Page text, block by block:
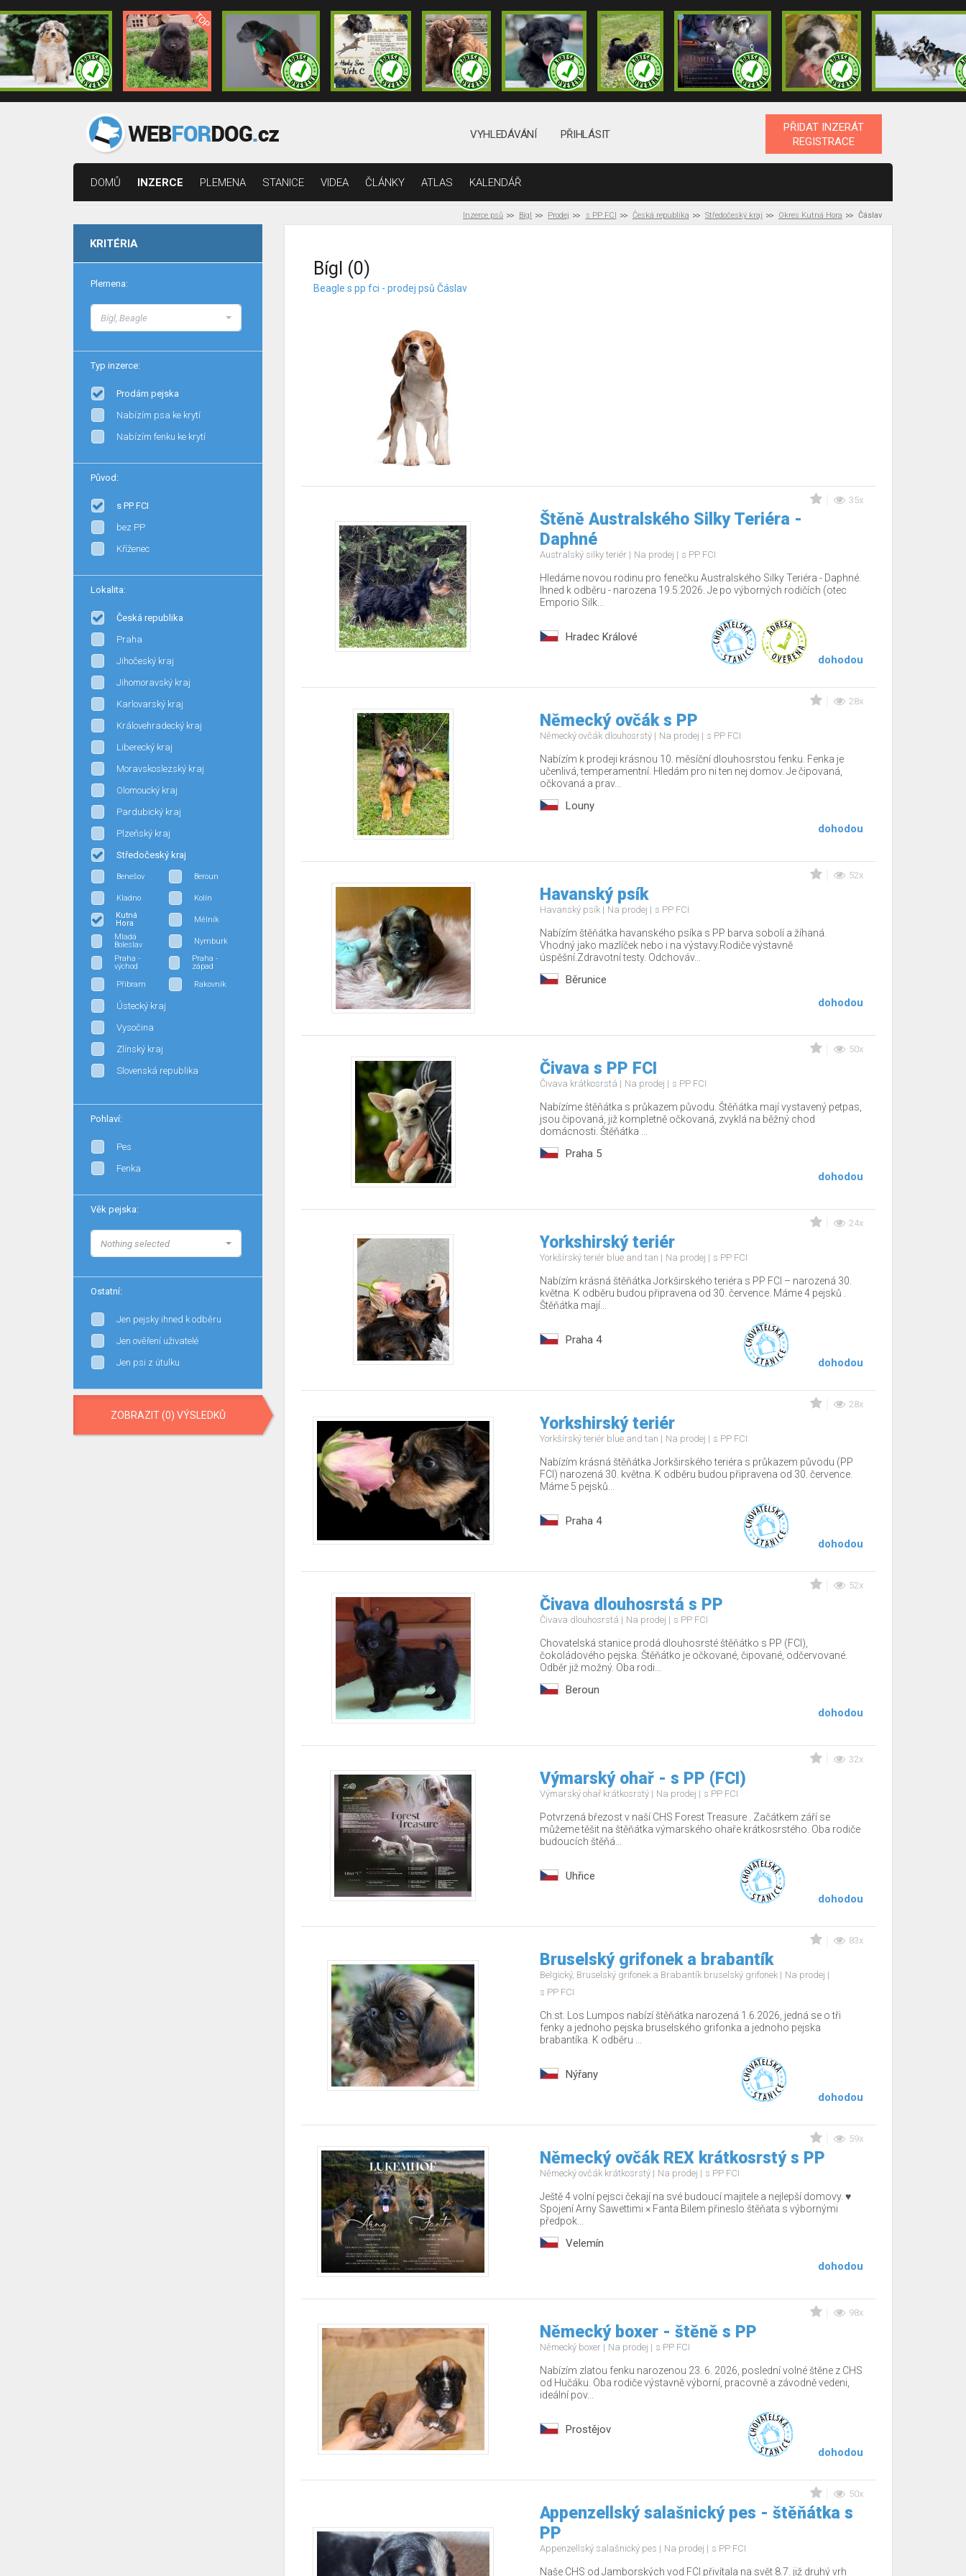
VYHLEDÁVÁNÍ PŘIHLÁSIT
PŘIDAT INZERÁT
REGISTRACE
DOMŮ INZERCE PLEMENA STANICE VIDEA ČLÁNKY ATLAS KALENDÁŘ
Inzerce psů Bígl Prodej s PP FCI Česká republika Středočeský kraj Okres Kutná Hora Čáslav
KRITÉRIA
Plemena:
Bígl, Beagle
Typ inzerce:
Prodám pejska
Nabízím psa ke krytí
Nabízím fenku ke krytí
Původ:
s PP FCI
bez PP
Kříženec
Lokalita:
Česká republika
Praha
Jihočeský kraj
Jihomoravský kraj
Karlovarský kraj
Královehradecký kraj
Liberecký kraj
Moravskoslezský kraj
Olomoucký kraj
Pardubický kraj
Plzeňský kraj
Středočeský kraj
Benešov Beroun
Kladno
Kolín
Kutná
Hora
Mělník
Mladá
Boleslav
Nymburk
Praha -
východ
Praha -
západ
Příbram
Rakovník
Ústecký kraj
Vysočina
Zlínský kraj
Slovenská republika
Pohlaví:
Pes
Fenka
Věk pejska:
Nothing selected
Ostatní:
Jen pejsky ihned k odběru
Jen ověření uživatelé
Jen psi z útulku
ZOBRAZIT (0) VÝSLEDKŮ
Bígl (0)
Beagle s pp fci - prodej psů Čáslav
35x
Štěně Australského Silky Teriéra -
Daphné
Australský silky teriér Na prodej s PP FCI
Hledáme novou rodinu pro fenečku Australského Silky Teriéra - Daphné.
Ihned k odběru - narozena 19.5.2026. Je po výborných rodičích (otec
Emporio Silk...
Hradec Králové
dohodou
28x
Německý ovčák s PP
Německý ovčák dlouhosrstý Na prodej s PP FCI
Nabízím k prodeji krásnou 10. měsíční dlouhosrstou fenku. Fenka je
učenlivá, temperamentní. Hledám pro ni ten nej domov. Je čipovaná,
očkovaná a prav...
Louny
dohodou
52x
Havanský psík
Havanský psík Na prodej s PP FCI
Nabízím štěňátka havanského psíka s PP barva sobolí a žíhaná.
Vhodný jako mazlíček nebo i na výstavy.Rodiče výstavně
úspěšní.Zdravotní testy. Odchováv...
Běrunice
dohodou
50x
Čivava s PP FCI
Čivava krátkosrstá Na prodej s PP FCI
Nabízíme štěňátka s průkazem původu. Štěňátka mají vystavený petpas,
jsou čipovaná, již kompletně očkovaná, zvyklá na běžný chod
domácnosti. Štěňátka ...
Praha 5
dohodou
24x
Yorkshirský teriér
Yorkšírský teriér blue and tan Na prodej s PP FCI
Nabízím krásná štěňátka Jorkširského teriéra s PP FCI – narozená 30.
května. K odběru budou připravena od 30. července. Máme 4 pejsků .
Štěňátka mají...
Praha 4
dohodou
28x
Yorkshirský teriér
Yorkšírský teriér blue and tan Na prodej s PP FCI
Nabízím krásná štěňátka Jorkširského teriéra s průkazem původu (PP
FCI) narozená 30. května. K odběru budou připravena od 30. července.
Máme 5 pejsků...
Praha 4
dohodou
52x
Čivava dlouhosrstá s PP
Čivava dlouhosrstá Na prodej s PP FCI
Chovatelská stanice prodá dlouhosrsté štěňátko s PP (FCI),
čokoládového pejska. Štěňátko je očkované, čipované, odčervované.
Odběr již možný. Oba rodi...
Beroun
dohodou
32x
Výmarský ohař - s PP (FCI)
Výmarský ohař krátkosrstý Na prodej s PP FCI
Potvrzená březost v naší CHS Forest Treasure . Začátkem září se
můžeme těšit na štěňátka výmarského ohaře krátkosrstého. Oba rodiče
budoucích štěňá...
Uhřice
dohodou
83x
Bruselský grifonek a brabantík
Belgický, Bruselský grifonek a Brabantík bruselský grifonek
Na prodej
s PP FCI
Ch.st. Los Lumpos nabízí štěňátka narozená 1.6.2026, jedná se o tři
fenky a jednoho pejska bruselského grifonka a jednoho pejska
brabantíka. K odběru ...
Nýřany
dohodou
59x
Německý ovčák REX krátkosrstý s PP
Německý ovčák krátkosrstý Na prodej s PP FCI
Ještě 4 volní pejsci čekají na své budoucí majitele a nejlepší domovy. ♥️
Spojení Arny Sawettimi × Fanta Bilem přineslo štěňata s výbornými
předpok...
Velemín
dohodou
98x
Německý boxer - štěně s PP
Německý boxer Na prodej s PP FCI
Nabízím zlatou fenku narozenou 23. 6. 2026, poslední volné štěne z CHS
od Hučáku. Oba rodiče výstavně výborní, pracovně a závodně vedeni,
ideální pov...
Prostějov
dohodou
50x
Appenzellský salašnický pes - štěňátka s
PP
Appenzellský salašnický pes Na prodej s PP FCI
Naše CHS od Jamborských vod FCI přivítala na svět 8.7. již druhý vrh